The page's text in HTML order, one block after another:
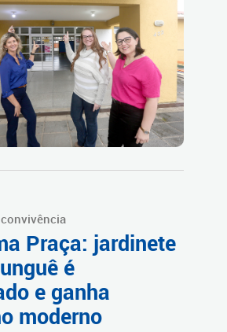
Praça: jardinete
é
e ganha
moderno